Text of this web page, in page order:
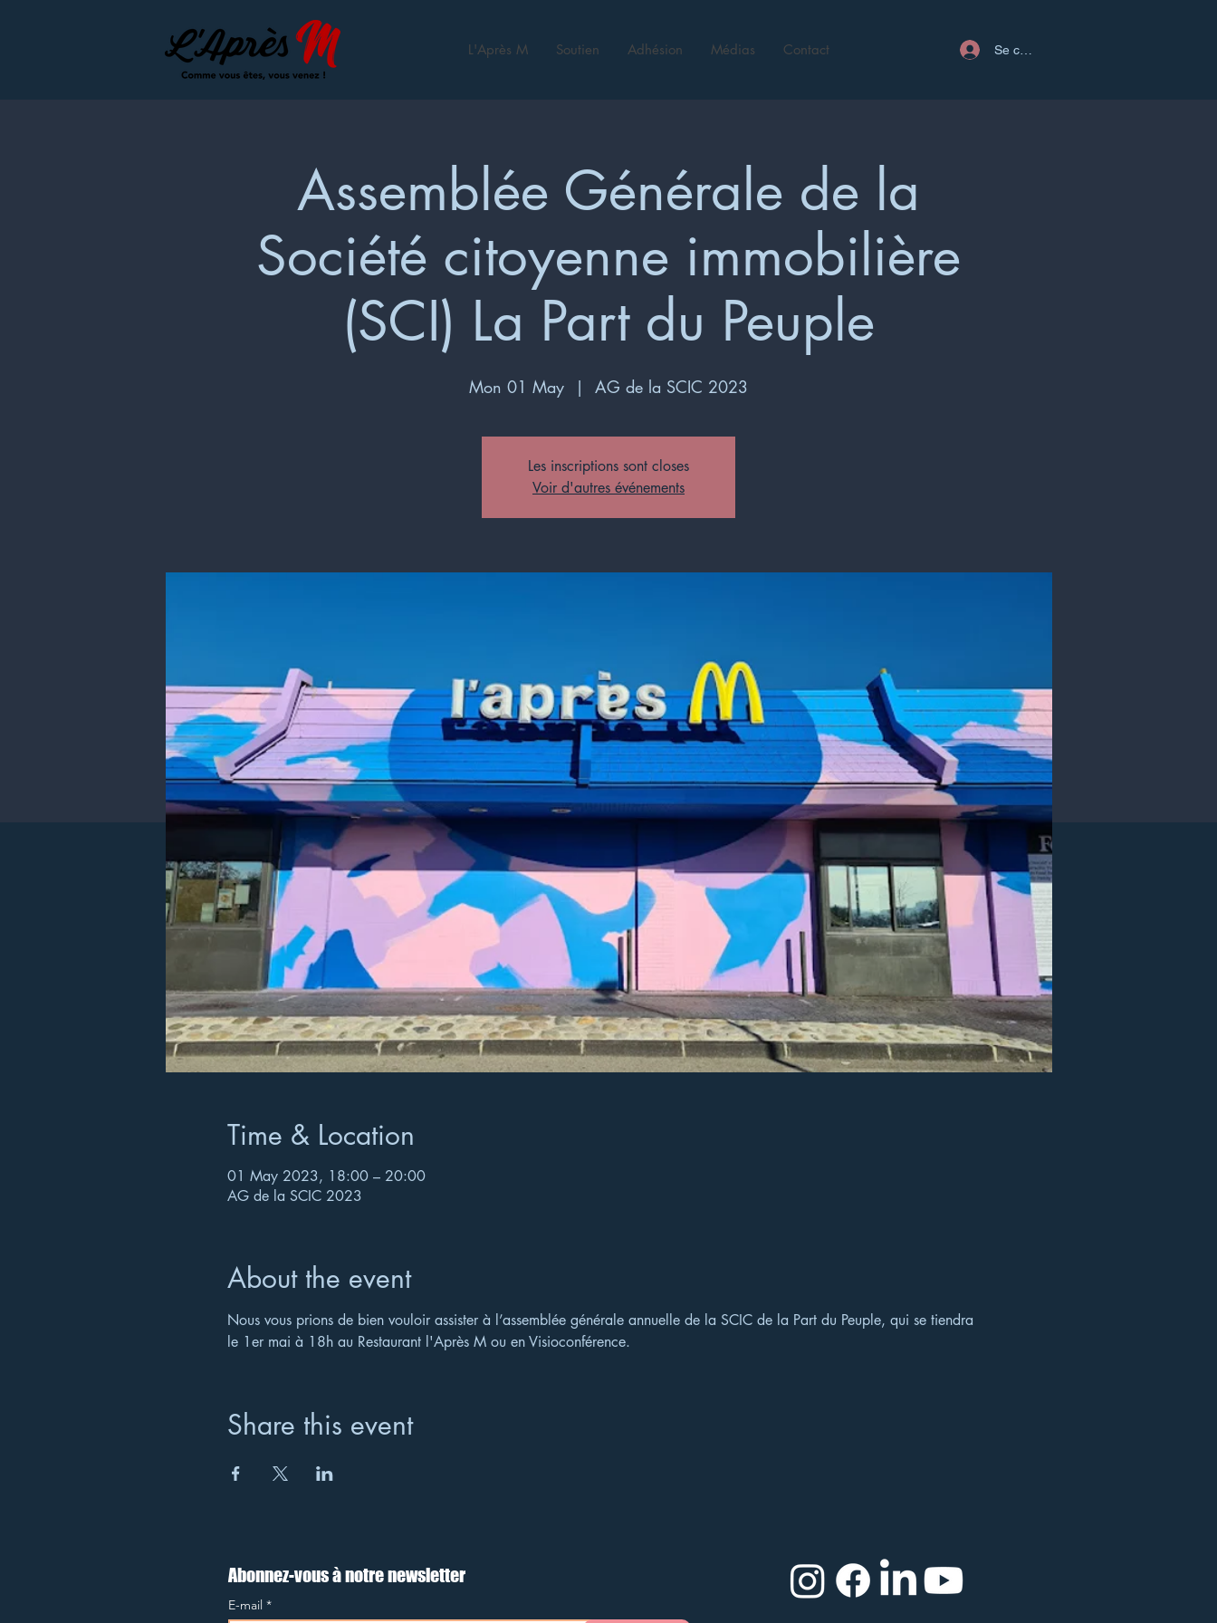
L'Après M Soutien Adhésion Médias Contact Se connecter
Assemblée Générale de la
Société citoyenne immobilière
(SCI) La Part du Peuple
Mon 01 May
  |
AG de la SCIC 2023
Les inscriptions sont closes
Voir d'autres événements
Time & Location
01 May 2023, 18:00 – 20:00
AG de la SCIC 2023
About the event
Nous vous prions de bien vouloir assister à l’assemblée générale annuelle de la SCIC de la Part du Peuple, qui se tiendra
le 1er mai à 18h au Restaurant l'Après M ou en Visioconférence.
Share this event
Abonnez-vous à notre newsletter
E-mail